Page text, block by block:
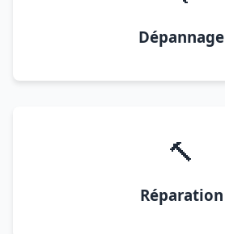
Dépannage
🔨
Réparation